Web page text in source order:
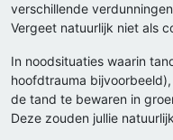
verschillende
Vergeet natuurlijk niet als
In noodsituaties waarin
hoofdtrauma
de tand te bewaren in
Deze zouden jullie